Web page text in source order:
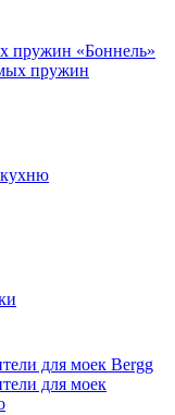
пружин «Боннель»
пружин
для моек Bergg
для моек